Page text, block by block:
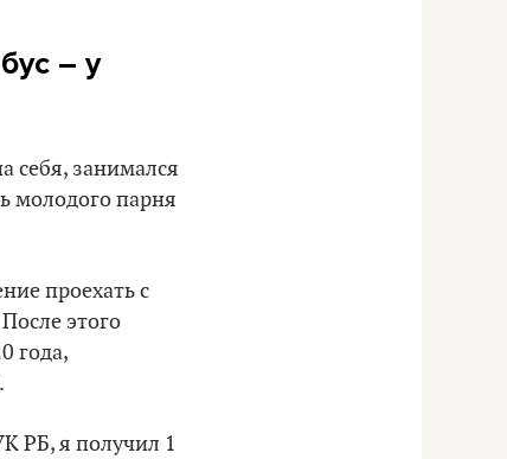
– у
себя, занимался
молодого парня
проехать с
этого
года,
РБ, я получил 1